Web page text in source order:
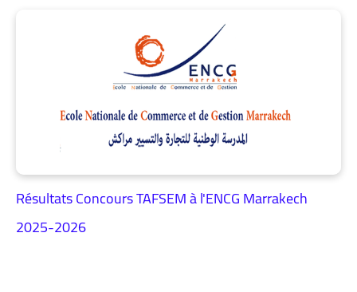
Résultats Concours TAFSEM à l'ENCG Marrakech
2025-2026